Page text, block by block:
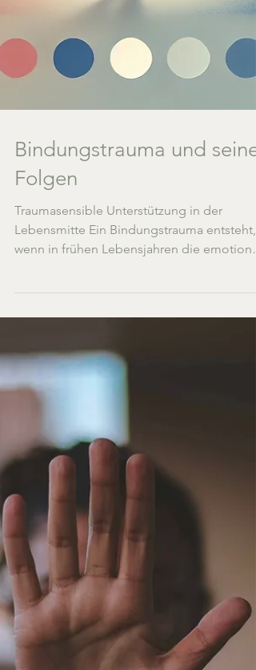
Bindungstrauma und seine
Folgen
Traumasensible Unterstützung in der
Lebensmitte Ein Bindungstrauma entsteht,